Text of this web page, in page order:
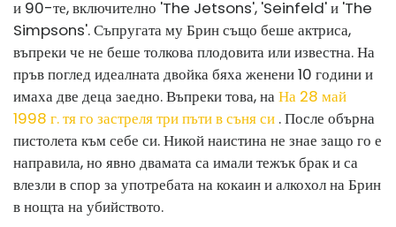
и 90-те, включително 'The Jetsons', 'Seinfeld' и 'The
Simpsons'. Съпругата му Брин също беше актриса,
въпреки че не беше толкова плодовита или известна. На
пръв поглед идеалната двойка бяха женени 10 години и
имаха две деца заедно. Въпреки това, наНа 28 май
1998 г. тя го застреля три пъти в съня си . После обърна
пистолета към себе си. Никой наистина не знае защо го е
направила, но явно двамата са имали тежък брак и са
влезли в спор за употребата на кокаин и алкохол на Брин
в нощта на убийството.